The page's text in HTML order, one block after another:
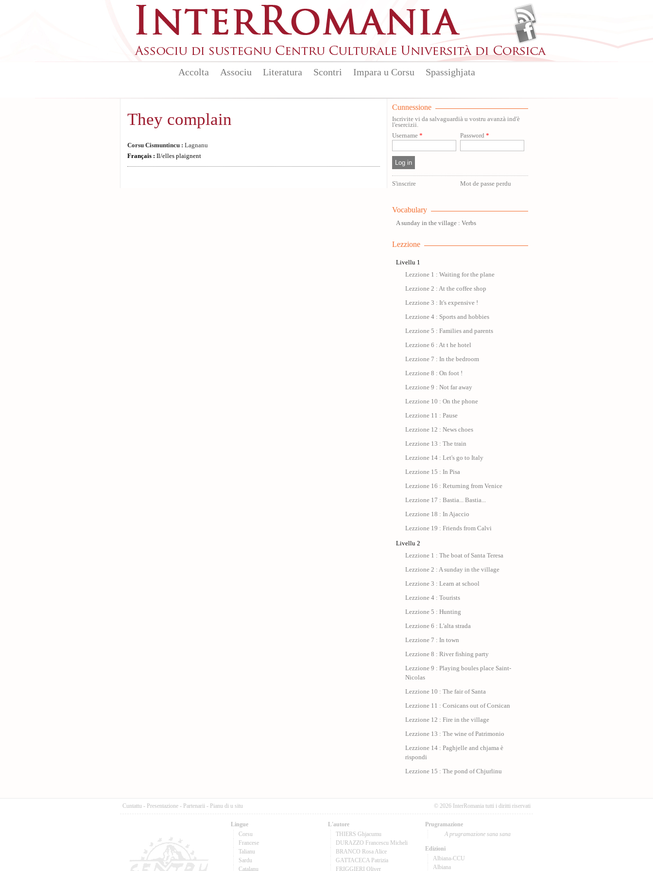
Accolta Associu Literatura Scontri Impara u Corsu Spassighjata
They complain
Corsu Cismuntincu : Lagnanu
Français : Il/elles plaignent
Cunnessione
Iscrivite vi da salvaguardià u vostru avanzà ind'è
l'esercizii.
Username * Password *
S'inscrire Mot de passe perdu
Vocabulary
A sunday in the village : Verbs
Lezzione
Livellu 1
Lezzione 1 : Waiting for the plane
Lezzione 2 : At the coffee shop
Lezzione 3 : It's expensive !
Lezzione 4 : Sports and hobbies
Lezzione 5 : Families and parents
Lezzione 6 : At t he hotel
Lezzione 7 : In the bedroom
Lezzione 8 : On foot !
Lezzione 9 : Not far away
Lezzione 10 : On the phone
Lezzione 11 : Pause
Lezzione 12 : News choes
Lezzione 13 : The train
Lezzione 14 : Let's go to Italy
Lezzione 15 : In Pisa
Lezzione 16 : Returning from Venice
Lezzione 17 : Bastia... Bastia...
Lezzione 18 : In Ajaccio
Lezzione 19 : Friends from Calvi
Livellu 2
Lezzione 1 : The boat of Santa Teresa
Lezzione 2 : A sunday in the village
Lezzione 3 : Learn at school
Lezzione 4 : Tourists
Lezzione 5 : Hunting
Lezzione 6 : L'alta strada
Lezzione 7 : In town
Lezzione 8 : River fishing party
Lezzione 9 : Playing boules place Saint-
Nicolas
Lezzione 10 : The fair of Santa
Lezzione 11 : Corsicans out of Corsican
Lezzione 12 : Fire in the village
Lezzione 13 : The wine of Patrimonio
Lezzione 14 : Paghjelle and chjama è
rispondi
Lezzione 15 : The pond of Chjurlinu
Cuntattu - Presentazione - Partenarii - Pianu di u situ © 2026 InterRomania tutti i diritti riservati
Lingue
Corsu
Francese
Talianu
Sardu
Catalanu
L'autore
THIERS Ghjacumu
DURAZZO Francescu Micheli
BRANCO Rosa Alice
GATTACECA Patrizia
FRIGGIERI Oliver
Prugramazione
A prugramazione sana sana
Edizioni
Albiana-CCU
Albiana